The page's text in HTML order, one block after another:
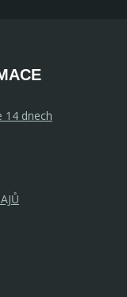
14 dnech